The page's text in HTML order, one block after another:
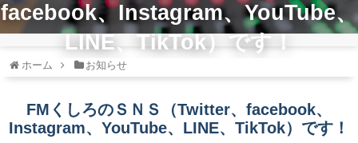
facebook、Instagram、YouTube、
LINE、TikTok）です！
ホーム お知らせ
FMくしろのＳＮＳ（Twitter、facebook、
Instagram、YouTube、LINE、TikTok）です！